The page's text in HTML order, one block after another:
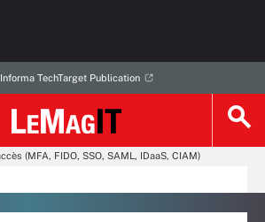
TechTarget Publication
(MFA, FIDO, SSO, SAML, IDaaS, CIAM)